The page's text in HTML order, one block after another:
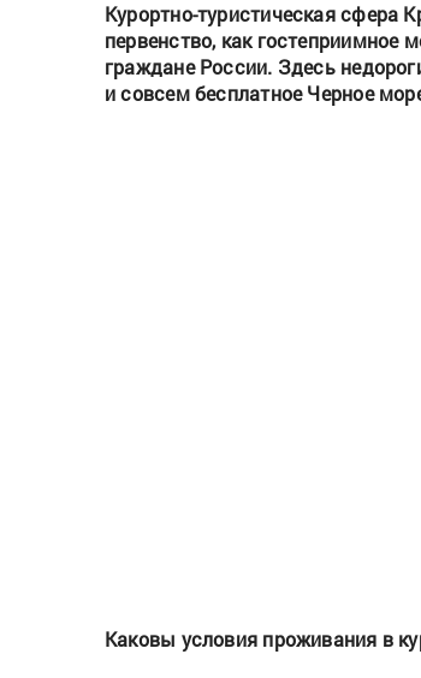
Курортно-туристическая сфера
первенство, как
граждане России. Здесь
и совсем бесплатное Черное
Каковы условия проживания в